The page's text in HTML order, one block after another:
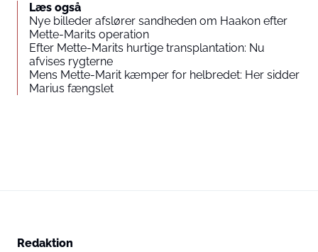
Læs også
Nye billeder afslører sandheden om Haakon efter
Mette-Marits operation
Efter Mette-Marits hurtige transplantation: Nu
afvises rygterne
Mens Mette-Marit kæmper for helbredet: Her sidder
Marius fængslet
Redaktion